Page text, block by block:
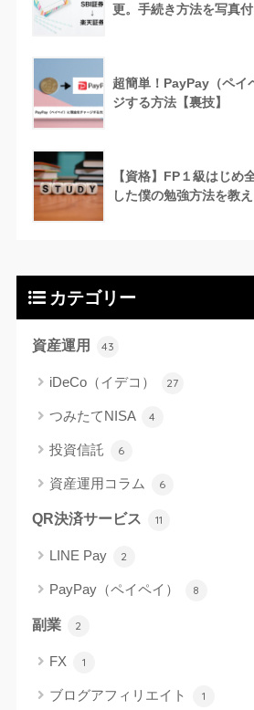
更。手続き方法を写真
超簡単！PayPay（ペイ
ジする方法【裏技】
【資格】FP１級はじめ
した僕の勉強方法を教え
カテゴリー
資産運用 43
iDeCo（イデコ） 27
つみたてNISA 4
投資信託 6
資産運用コラム 6
QR決済サービス 11
LINE Pay 2
PayPay（ペイペイ） 8
副業 2
FX 1
ブログアフィリエイト 1